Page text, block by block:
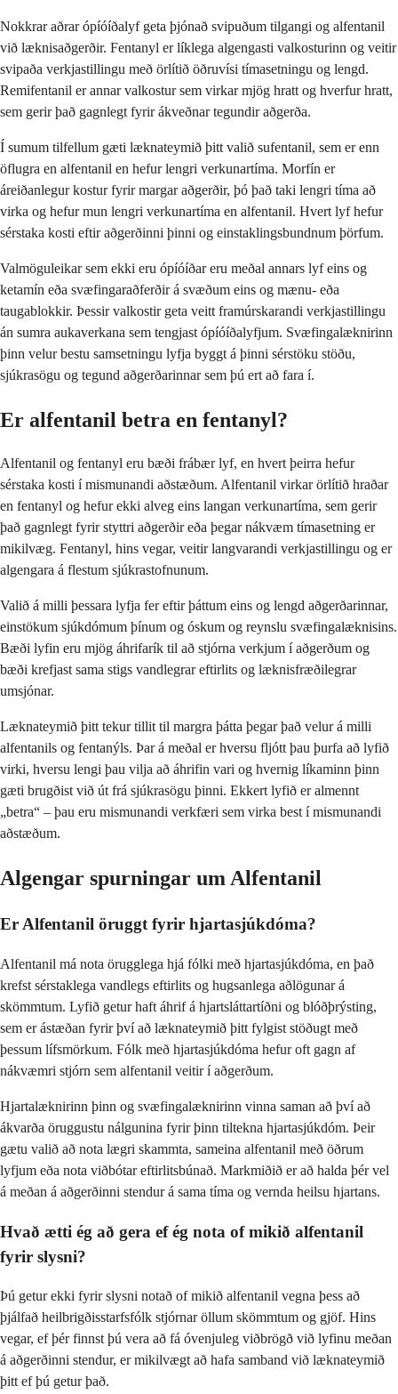
Nokkrar aðrar ópíóíðalyf geta þjónað svipuðum tilgangi og alfentanil
við læknisaðgerðir. Fentanyl er líklega algengasti valkosturinn og veitir
svipaða verkjastillingu með örlítið öðruvísi tímasetningu og lengd.
Remifentanil er annar valkostur sem virkar mjög hratt og hverfur hratt,
sem gerir það gagnlegt fyrir ákveðnar tegundir aðgerða.
Í sumum tilfellum gæti læknateymið þitt valið sufentanil, sem er enn
öflugra en alfentanil en hefur lengri verkunartíma. Morfín er
áreiðanlegur kostur fyrir margar aðgerðir, þó það taki lengri tíma að
virka og hefur mun lengri verkunartíma en alfentanil. Hvert lyf hefur
sérstaka kosti eftir aðgerðinni þinni og einstaklingsbundnum þörfum.
Valmöguleikar sem ekki eru ópíóíðar eru meðal annars lyf eins og
ketamín eða svæfingaraðferðir á svæðum eins og mænu- eða
taugablokkir. Þessir valkostir geta veitt framúrskarandi verkjastillingu
án sumra aukaverkana sem tengjast ópíóíðalyfjum. Svæfingalæknirinn
þinn velur bestu samsetningu lyfja byggt á þinni sérstöku stöðu,
sjúkrasögu og tegund aðgerðarinnar sem þú ert að fara í.
Er alfentanil betra en fentanyl?
Alfentanil og fentanyl eru bæði frábær lyf, en hvert þeirra hefur
sérstaka kosti í mismunandi aðstæðum. Alfentanil virkar örlítið hraðar
en fentanyl og hefur ekki alveg eins langan verkunartíma, sem gerir
það gagnlegt fyrir styttri aðgerðir eða þegar nákvæm tímasetning er
mikilvæg. Fentanyl, hins vegar, veitir langvarandi verkjastillingu og er
algengara á flestum sjúkrastofnunum.
Valið á milli þessara lyfja fer eftir þáttum eins og lengd aðgerðarinnar,
einstökum sjúkdómum þínum og óskum og reynslu svæfingalæknisins.
Bæði lyfin eru mjög áhrifarík til að stjórna verkjum í aðgerðum og
bæði krefjast sama stigs vandlegrar eftirlits og læknisfræðilegrar
umsjónar.
Læknateymið þitt tekur tillit til margra þátta þegar það velur á milli
alfentanils og fentanýls. Þar á meðal er hversu fljótt þau þurfa að lyfið
virki, hversu lengi þau vilja að áhrifin vari og hvernig líkaminn þinn
gæti brugðist við út frá sjúkrasögu þinni. Ekkert lyfið er almennt
„betra“ – þau eru mismunandi verkfæri sem virka best í mismunandi
aðstæðum.
Algengar spurningar um Alfentanil
Er Alfentanil öruggt fyrir hjartasjúkdóma?
Alfentanil má nota örugglega hjá fólki með hjartasjúkdóma, en það
krefst sérstaklega vandlegs eftirlits og hugsanlega aðlögunar á
skömmtum. Lyfið getur haft áhrif á hjartsláttartíðni og blóðþrýsting,
sem er ástæðan fyrir því að læknateymið þitt fylgist stöðugt með
þessum lífsmörkum. Fólk með hjartasjúkdóma hefur oft gagn af
nákvæmri stjórn sem alfentanil veitir í aðgerðum.
Hjartalæknirinn þinn og svæfingalæknirinn vinna saman að því að
ákvarða öruggustu nálgunina fyrir þinn tiltekna hjartasjúkdóm. Þeir
gætu valið að nota lægri skammta, sameina alfentanil með öðrum
lyfjum eða nota viðbótar eftirlitsbúnað. Markmiðið er að halda þér vel
á meðan á aðgerðinni stendur á sama tíma og vernda heilsu hjartans.
Hvað ætti ég að gera ef ég nota of mikið alfentanil
fyrir slysni?
Þú getur ekki fyrir slysni notað of mikið alfentanil vegna þess að
þjálfað heilbrigðisstarfsfólk stjórnar öllum skömmtum og gjöf. Hins
vegar, ef þér finnst þú vera að fá óvenjuleg viðbrögð við lyfinu meðan
á aðgerðinni stendur, er mikilvægt að hafa samband við læknateymið
þitt ef þú getur það.